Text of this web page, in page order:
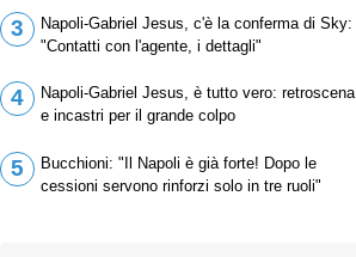
3
Napoli-Gabriel Jesus, c'è la conferma di Sky:
"Contatti con l'agente, i dettagli"
4
Napoli-Gabriel Jesus, è tutto vero: retroscena
e incastri per il grande colpo
5
Bucchioni: "Il Napoli è già forte! Dopo le
cessioni servono rinforzi solo in tre ruoli"